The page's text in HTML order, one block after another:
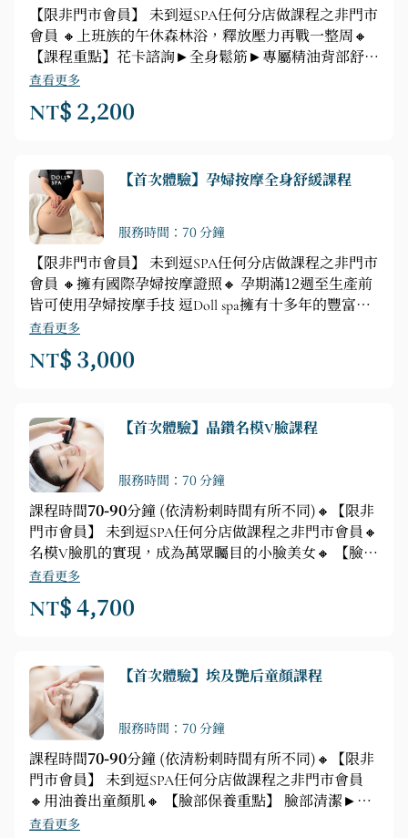
【限非門市會員】 未到逗SPA任何分店做課程之非門市
會員 🔸上班族的午休森林浴，釋放壓力再戰一整周🔸
【課程重點】花卡諮詢►全身鬆筋►專屬精油背部舒壓
按摩
查看更多
NT$ 2,200
【首次體驗】孕婦按摩全身舒緩課程
服務時間：70 分鐘
【限非門市會員】 未到逗SPA任何分店做課程之非門市
會員 🔸擁有國際孕婦按摩證照🔸 孕期滿12週至生產前
皆可使用孕婦按摩手技 逗Doll spa擁有十多年的豐富經
驗，店長與專業芳療師遠赴英國漢普郡深造，獲得英國
政府單位VTCT頒發【孕婦按摩證照】和Helen
McGuinness Healrh & Beauty Training International
張的情緒 ►英國皇家孕婦舒壓按摩❶腰背部按摩❷肩
頸按摩❸大小腿部按摩❹前胸按摩❺頭部按摩
查看更多
NT$ 3,000
【首次體驗】晶鑽名模V臉課程
服務時間：70 分鐘
課程時間70-90分鐘 (依清粉刺時間有所不同)🔸【限非
門市會員】 未到逗SPA任何分店做課程之非門市會員🔸
名模V臉肌的實現，成為萬眾矚目的小臉美女🔸 【臉部
保養重點】 精油抓周►臉部深層清潔►深層掃黃►毛
孔淨化►臉部保養►精華液遵入►種膠原片+RF單極射
頻儀器►敷面►肩頸、手部舒壓按摩
查看更多
NT$ 4,700
【首次體驗】埃及艷后童顏課程
服務時間：70 分鐘
課程時間70-90分鐘 (依清粉刺時間有所不同)🔸【限非
門市會員】 未到逗SPA任何分店做課程之非門市會員
🔸用油養出童顏肌🔸 【臉部保養重點】 臉部清潔►粉
刺調理►油養肌四階段技法(安瓶喚醒►能量開穴►古
查看更多